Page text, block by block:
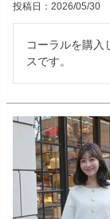
投稿日 2026/05/30
コーラルを購入
スです。